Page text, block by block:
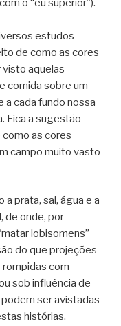
o “eu superior”).
estudos
de como as cores
visto aquelas
comida sobre um
a cada fundo nossa
Fica a sugestão
como as cores
campo muito vasto
prata, sal, água e a
de onde, por
lobisomens”
do que projeções
com
sob influência de
ser avistadas
histórias.